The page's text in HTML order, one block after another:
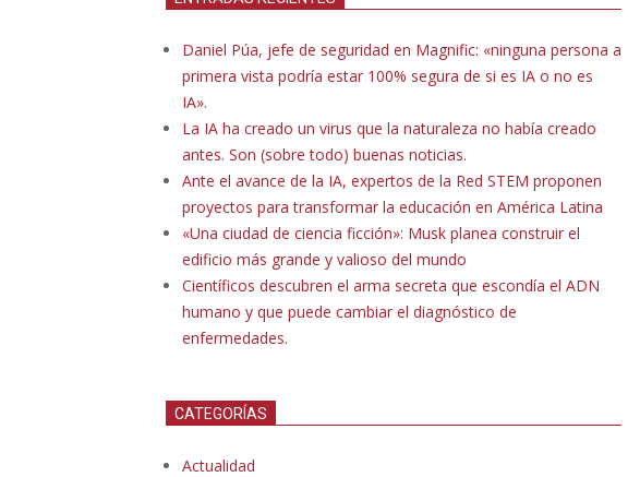
Daniel Púa, jefe de seguridad en Magnific: «ninguna persona a
primera vista podría estar 100% segura de si es IA o no es
IA».
La IA ha creado un virus que la naturaleza no había creado
antes. Son (sobre todo) buenas noticias.
Ante el avance de la IA, expertos de la Red STEM proponen
proyectos para transformar la educación en América Latina
«Una ciudad de ciencia ficción»: Musk planea construir el
edificio más grande y valioso del mundo
Científicos descubren el arma secreta que escondía el ADN
humano y que puede cambiar el diagnóstico de
enfermedades.
CATEGORÍAS
Actualidad